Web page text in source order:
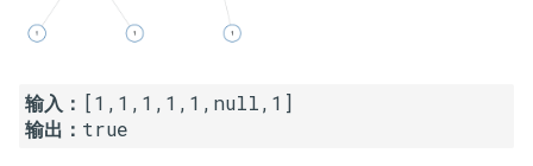
13. 机器人的运动范围
14.2. 剪绳子 II
10. 和为 k 的子数组
12. 左右两边子数组的和相等
2.2. 返回倒数第 k 个节点
2.4. 分割链表
输入：
输出：